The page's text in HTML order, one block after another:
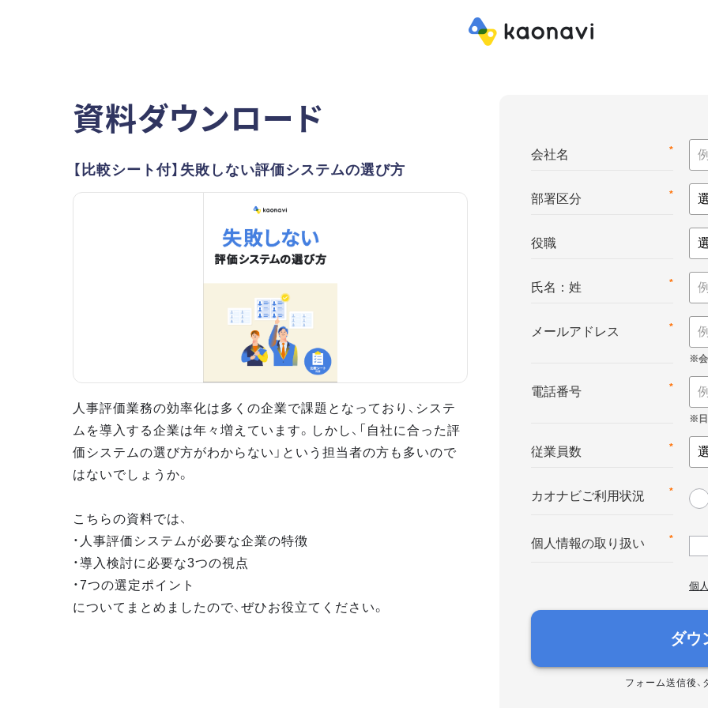
資料ダウンロード
【比較シート付】失敗しない評価システムの選び方
人事評価業務の効率化は多くの企業で課題となっており、システ
ムを導入する企業は年々増えています。しかし、「自社に合った評
価システムの選び方がわからない」という担当者の方も多いので
はないでしょうか。
こちらの資料では、
・人事評価システムが必要な企業の特徴
・導入検討に必要な3つの視点
・7つの選定ポイント
についてまとめましたので、ぜひお役立てください。
*
会社名
*
部署区分
役職
*
氏名：姓
*
メールアドレス
*
電話番号
*
従業員数
*
カオナビご利用状況
*
個人情報の取り扱い
個
ダウ
フォーム送信後